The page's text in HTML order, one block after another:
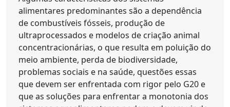
alimentares predominantes são a dependência
de combustíveis fósseis, produção de
ultraprocessados e modelos de criação animal
concentracionárias, o que resulta em poluição do
meio ambiente, perda de biodiversidade,
problemas sociais e na saúde, questões essas
que devem ser enfrentada com rigor pelo G20 e
que as soluções para enfrentar a monotonia dos